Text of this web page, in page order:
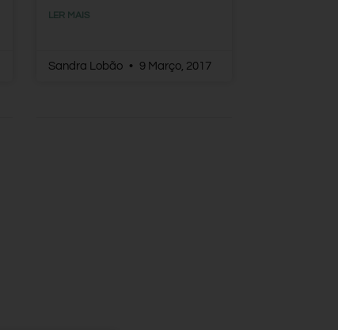
LER MAIS
Sandra Lobão 9 Março, 2017